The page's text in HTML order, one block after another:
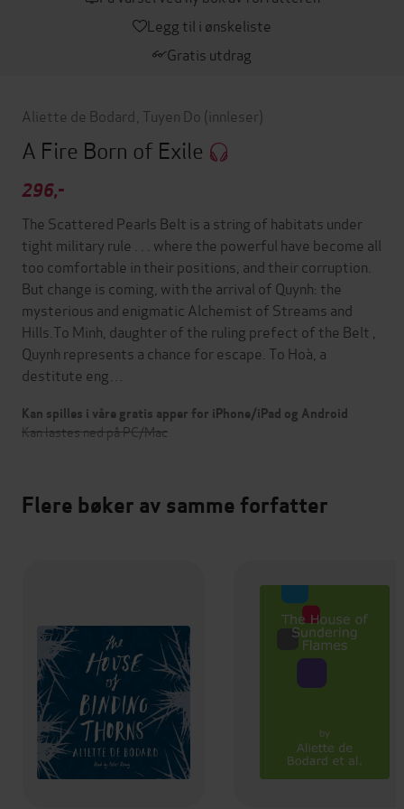
Legg til i ønskeliste
Gratis utdrag
Aliette de Bodard Tuyen Do (innleser)
A Fire Born of Exile
296,-
The Scattered Pearls Belt is a string of habitats under
tight military rule . . . where the powerful have become all
too comfortable in their positions, and their corruption.
But change is coming, with the arrival of Quynh: the
mysterious and enigmatic Alchemist of Streams and
Hills.To Minh, daughter of the ruling prefect of the Belt ,
Quynh represents a chance for escape. To Hoà, a
destitute eng…
Kan spilles i våre gratis apper for iPhone/iPad og Android
Kan lastes ned på PC/Mac
Flere bøker av samme forfatter